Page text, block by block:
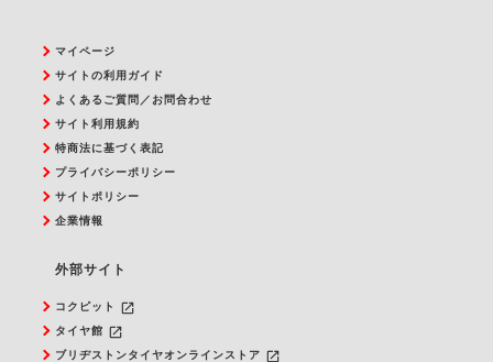
マイページ
サイトの利用ガイド
よくあるご質問／お問合わせ
サイト利用規約
特商法に基づく表記
プライバシーポリシー
サイトポリシー
企業情報
外部サイト
コクピット launch
タイヤ館 launch
ブリヂストンタイヤオンラインストア launch